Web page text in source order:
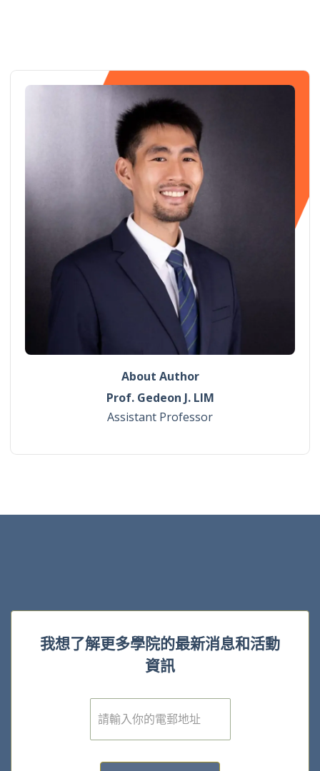
About Author
Prof. Gedeon J. LIM
Assistant Professor
我想了解更多學院的最新消息和活動
資訊
電
子